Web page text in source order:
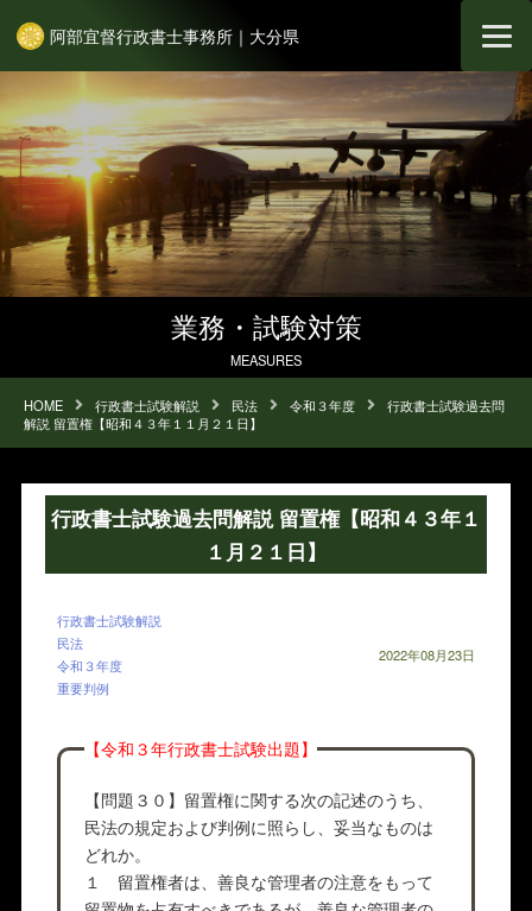
阿部宜督行政書士事務所｜大分県
業務・試験対策
MEASURES
HOME 行政書士試験解説 民法 令和３年度
行政書士試験過去問
解説 留置権【昭和４３年１１月２１日】
行政書士試験過去問解説 留置権【昭和４３年１
１月２１日】
行政書士試験解説
民法
令和３年度
重要判例
2022年08月23日
【令和３年行政書士試験出題】
【問題３０】留置権に関する次の記述のうち、
民法の規定および判例に照らし、妥当なものは
どれか。
１ 留置権者は、善良な管理者の注意をもって